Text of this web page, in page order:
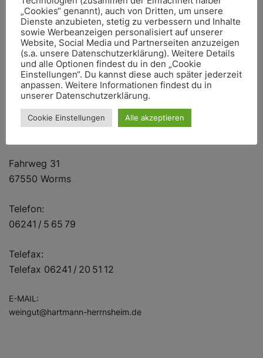
SENDE NACHRICHT
Weingut Hartmann
Fahrweg 31
67550 Worms
Telefon:
06241 / 5 65 79
Telefax:
Telefax 06241 / 20 51 12
E-MAIL:
weingut@hartmann-herrnsheim.de
„Cookies“ genannt), auch von Dritten, um unsere
Dienste anzubieten, stetig zu verbessern und Inhalte
sowie Werbeanzeigen personalisiert auf unserer
Website, Social Media und Partnerseiten anzuzeigen
(s.a. unsere Datenschutzerklärung). Weitere Details
und alle Optionen findest du in den „Cookie
Einstellungen“. Du kannst diese auch später jederzeit
anpassen. Weitere Informationen findest du in
unserer Datenschutzerklärung.
Cookie Einstellungen Alle akzeptieren